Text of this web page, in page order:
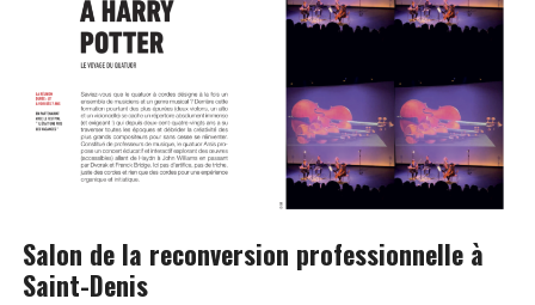
Salon de la reconversion professionnelle à
Saint-Denis